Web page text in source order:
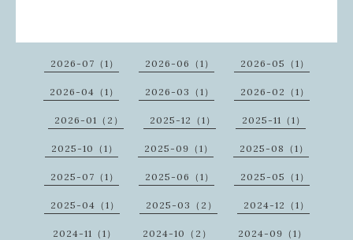
2026-07（1） 2026-06（1） 2026-05（1）
2026-04（1） 2026-03（1） 2026-02（1）
2026-01（2） 2025-12（1） 2025-11（1）
2025-10（1） 2025-09（1） 2025-08（1）
2025-07（1） 2025-06（1） 2025-05（1）
2025-04（1） 2025-03（2） 2024-12（1）
2024-11（1） 2024-10（2） 2024-09（1）